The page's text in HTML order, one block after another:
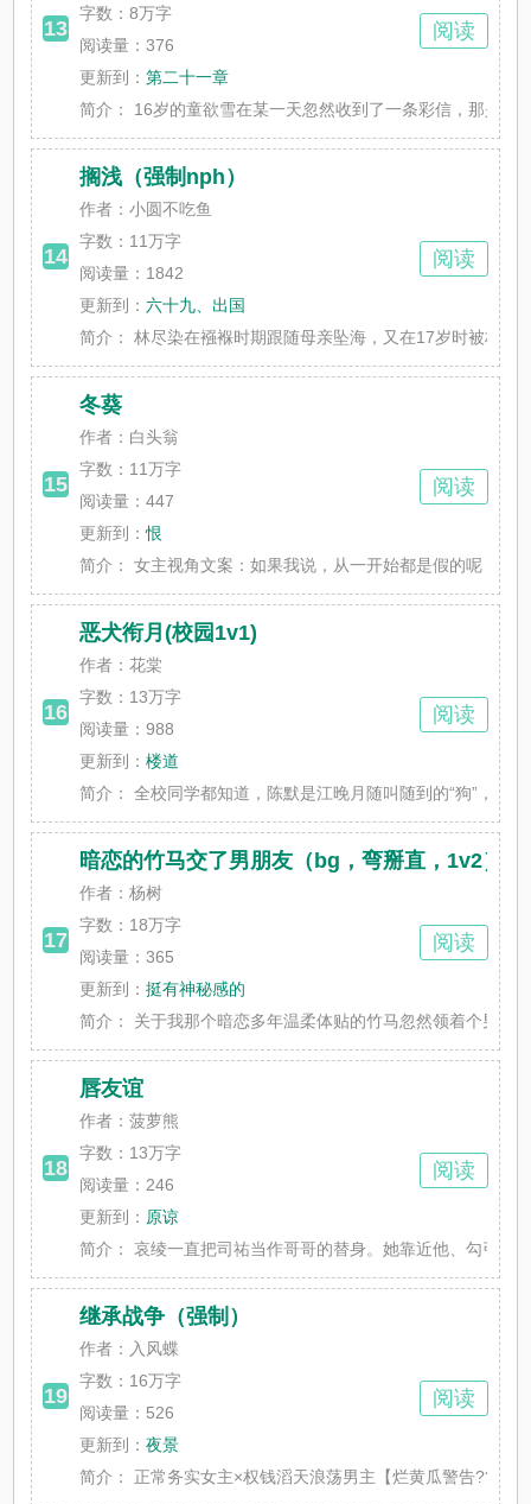
13
字数：8万字
阅读量：376
更新到：第二十一章
简介：
16岁的童欲雪在某一天忽然收到了一条彩信，那是她
阅读
14
搁浅（强制nph）
作者：小圆不吃鱼
字数： 11万字
阅读量：1842
更新到：六十九、出国
简介：
林尽染在襁褓时期跟随母亲坠海，又在17岁时被林家
阅读
15
冬葵
作者：白头翁
字数： 11万字
阅读量：447
更新到：恨
简介：
女主视角文案：如果我说，从一开始都是假的呢？男
阅读
16
恶犬衔月(校园1v1)
作者：花棠
字数： 13万字
阅读量：988
更新到：楼道
简介：
全校同学都知道，陈默是江晚月随叫随到的“狗”，是
阅读
17
暗恋的竹马交了男朋友（bg，弯掰直，1v2）
作者：杨树
字数： 18万字
阅读量：365
更新到：挺有神秘感的
简介：
关于我那个暗恋多年温柔体贴的竹马忽然领着个男的
阅读
18
唇友谊
作者：菠萝熊
字数： 13万字
阅读量：246
更新到： 原谅
简介：
哀绫一直把司祐当作哥哥的替身。她靠近他、勾引他
阅读
19
继承战争（强制）
作者：入风蝶
字数： 16万字
阅读量：526
更新到：夜景
简介：
正常务实女主×权钱滔天浪荡男主【烂黄瓜警告???
阅读